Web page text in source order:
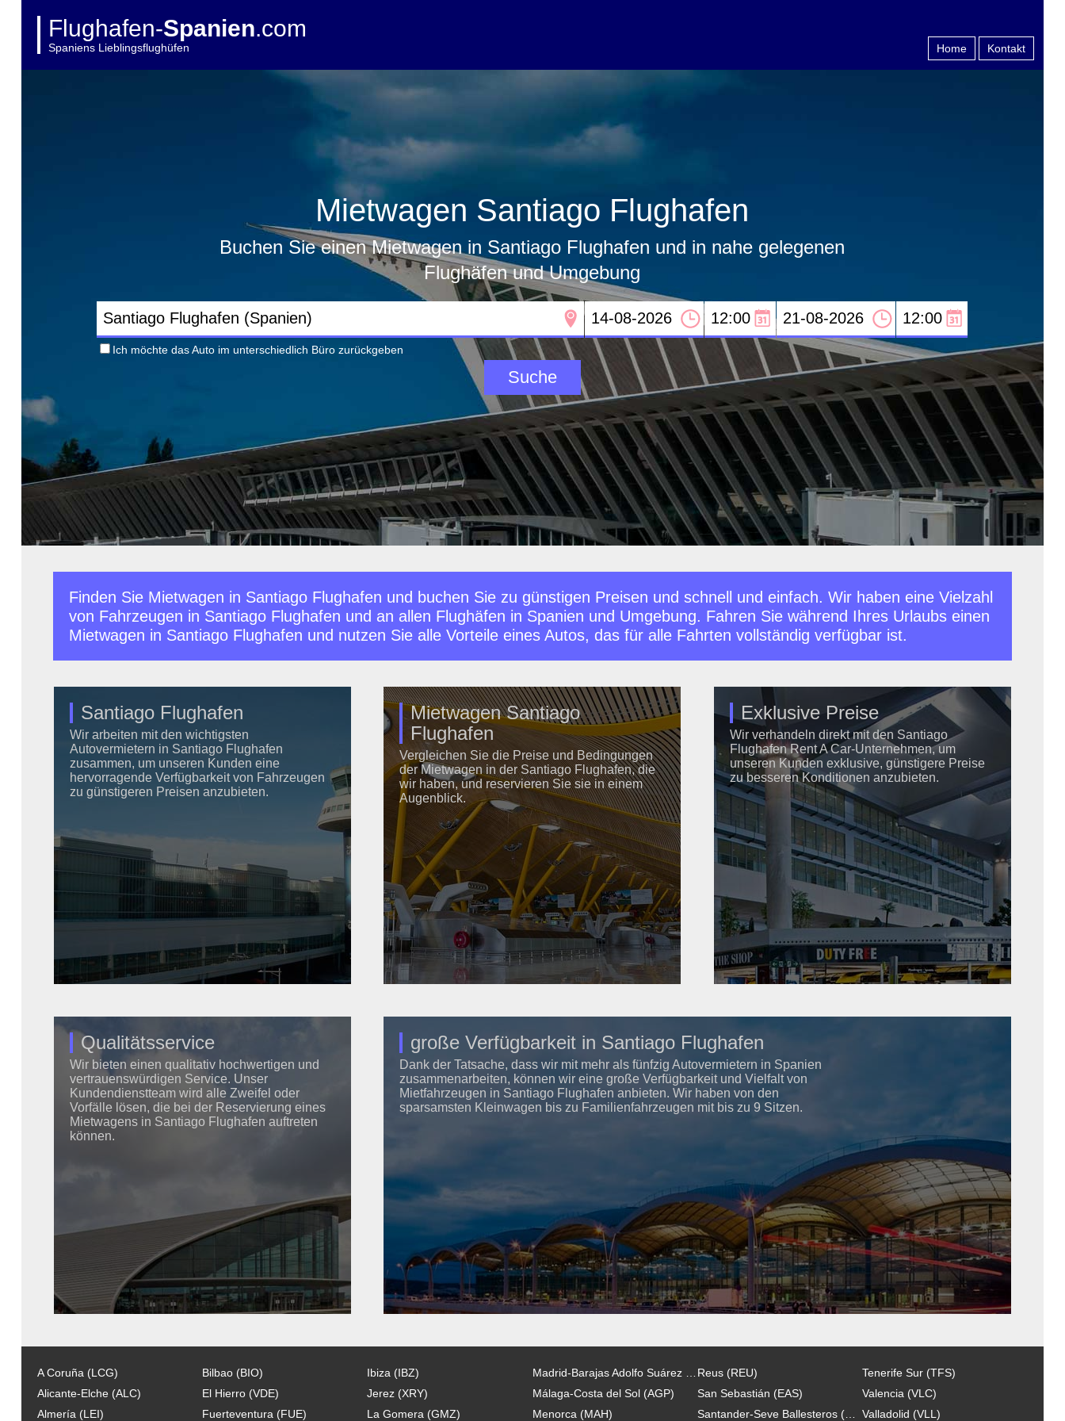
Flughafen-Spanien.com
Spaniens Lieblingsflughüfen Home Kontakt
Mietwagen Santiago Flughafen
Buchen Sie einen Mietwagen in Santiago Flughafen und in nahe gelegenen
Flughäfen und Umgebung
Ich möchte das Auto im unterschiedlich Büro zurückgeben
Finden Sie Mietwagen in Santiago Flughafen und buchen Sie zu günstigen Preisen und schnell und einfach. Wir haben eine Vielzahl
von Fahrzeugen in Santiago Flughafen und an allen Flughäfen in Spanien und Umgebung. Fahren Sie während Ihres Urlaubs einen
Mietwagen in Santiago Flughafen und nutzen Sie alle Vorteile eines Autos, das für alle Fahrten vollständig verfügbar ist.
Santiago Flughafen
Wir arbeiten mit den wichtigsten
Autovermietern in Santiago Flughafen
zusammen, um unseren Kunden eine
hervorragende Verfügbarkeit von Fahrzeugen
zu günstigeren Preisen anzubieten.
Mietwagen Santiago
Flughafen
Vergleichen Sie die Preise und Bedingungen
der Mietwagen in der Santiago Flughafen, die
wir haben, und reservieren Sie sie in einem
Augenblick.
Exklusive Preise
Wir verhandeln direkt mit den Santiago
Flughafen Rent A Car-Unternehmen, um
unseren Kunden exklusive, günstigere Preise
zu besseren Konditionen anzubieten.
Qualitätsservice
Wir bieten einen qualitativ hochwertigen und
vertrauenswürdigen Service. Unser
Kundendienstteam wird alle Zweifel oder
Vorfälle lösen, die bei der Reservierung eines
Mietwagens in Santiago Flughafen auftreten
können.
große Verfügbarkeit in Santiago Flughafen
Dank der Tatsache, dass wir mit mehr als fünfzig Autovermietern in Spanien
zusammenarbeiten, können wir eine große Verfügbarkeit und Vielfalt von
Mietfahrzeugen in Santiago Flughafen anbieten. Wir haben von den
sparsamsten Kleinwagen bis zu Familienfahrzeugen mit bis zu 9 Sitzen.
A Coruña (LCG)
Alicante-Elche (ALC)
Almería (LEI)
Bilbao (BIO)
El Hierro (VDE)
Fuerteventura (FUE)
Ibiza (IBZ)
Jerez (XRY)
La Gomera (GMZ)
Málaga-Costa del Sol (AGP)
Menorca (MAH)
Reus (REU)
San Sebastián (EAS)
Tenerife Sur (TFS)
Valencia (VLC)
Valladolid (VLL)